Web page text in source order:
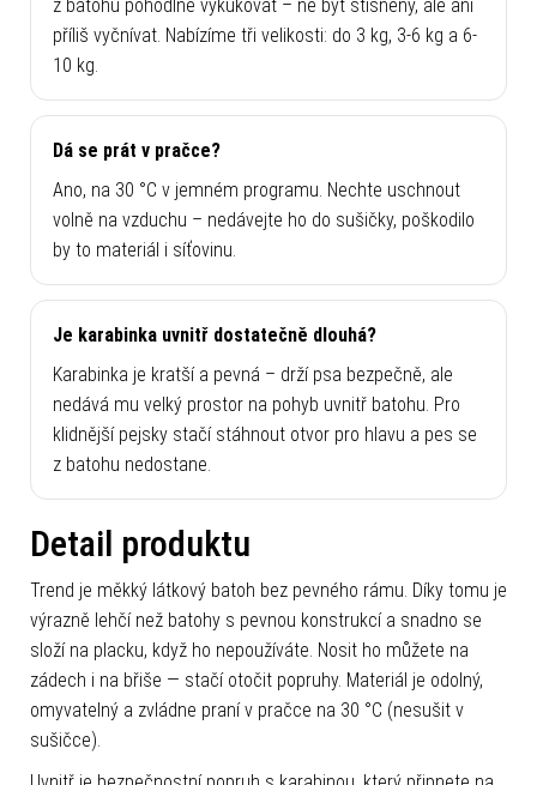
Řiďte se váhou psa, ale zvažte i jeho výšku. Pes by měl
z batohu pohodlně vykukovat – ne být stísněný, ale ani
příliš vyčnívat. Nabízíme tři velikosti: do 3 kg, 3-6 kg a 6-
10 kg.
Dá se prát v pračce?
Ano, na 30 °C v jemném programu. Nechte uschnout
volně na vzduchu – nedávejte ho do sušičky, poškodilo
by to materiál i síťovinu.
Je karabinka uvnitř dostatečně dlouhá?
Karabinka je kratší a pevná – drží psa bezpečně, ale
nedává mu velký prostor na pohyb uvnitř batohu. Pro
klidnější pejsky stačí stáhnout otvor pro hlavu a pes se
z batohu nedostane.
Detail produktu
Trend je měkký látkový batoh bez pevného rámu. Díky tomu je
výrazně lehčí než batohy s pevnou konstrukcí a snadno se
složí na placku, když ho nepoužíváte. Nosit ho můžete na
zádech i na břiše — stačí otočit popruhy. Materiál je odolný,
omyvatelný a zvládne praní v pračce na 30 °C (nesušit v
sušičce).